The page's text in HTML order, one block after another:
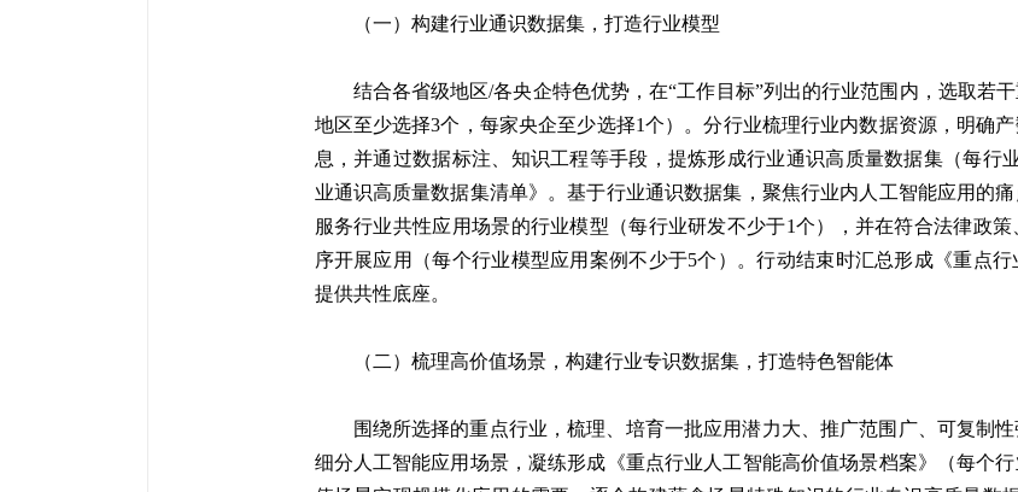
（一）构建行业通识数据集，打造行业模型
结合各省级地区/各央企特色优势，在“工作目标”列出的行业范围内，选取若
地区至少选择3个，每家央企至少选择1个）。分行业梳理行业内数据资源，明确
息，并通过数据标注、知识工程等手段，提炼形成行业通识高质量数据集（每行
业通识高质量数据集清单》。基于行业通识数据集，聚焦行业内人工智能应用的
服务行业共性应用场景的行业模型（每行业研发不少于1个），并在符合法律政
序开展应用（每个行业模型应用案例不少于5个）。行动结束时汇总形成《重点
提供共性底座。
（二）梳理高价值场景，构建行业专识数据集，打造特色智能体
围绕所选择的重点行业，梳理、培育一批应用潜力大、推广范围广、可复制
细分人工智能应用场景，凝练形成《重点行业人工智能高价值场景档案》（每个